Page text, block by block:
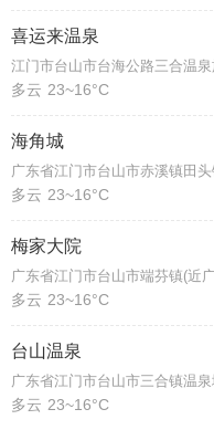
喜运来温泉
江门市台山市台海公路三合温泉
多云 23~16°C
海角城
广东省江门市台山市赤溪镇田头
多云 23~16°C
梅家大院
广东省江门市台山市端芬镇(近
多云 23~16°C
台山温泉
广东省江门市台山市三合镇温泉
多云 23~16°C